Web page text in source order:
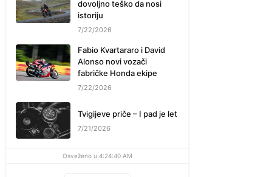
dovoljno teško da nosi
istoriju
7/22/2026
Fabio Kvartararo i David
Alonso novi vozači
fabričke Honda ekipe
7/22/2026
Tvigijeve priče – I pad je let
7/21/2026
Osveženo u 4:24:40 AM